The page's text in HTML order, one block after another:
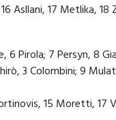
Asllani, 17 Metlika,
6 Pirola; 7 Persyn, 8
3 Colombini; 9
15 Moretti, 17